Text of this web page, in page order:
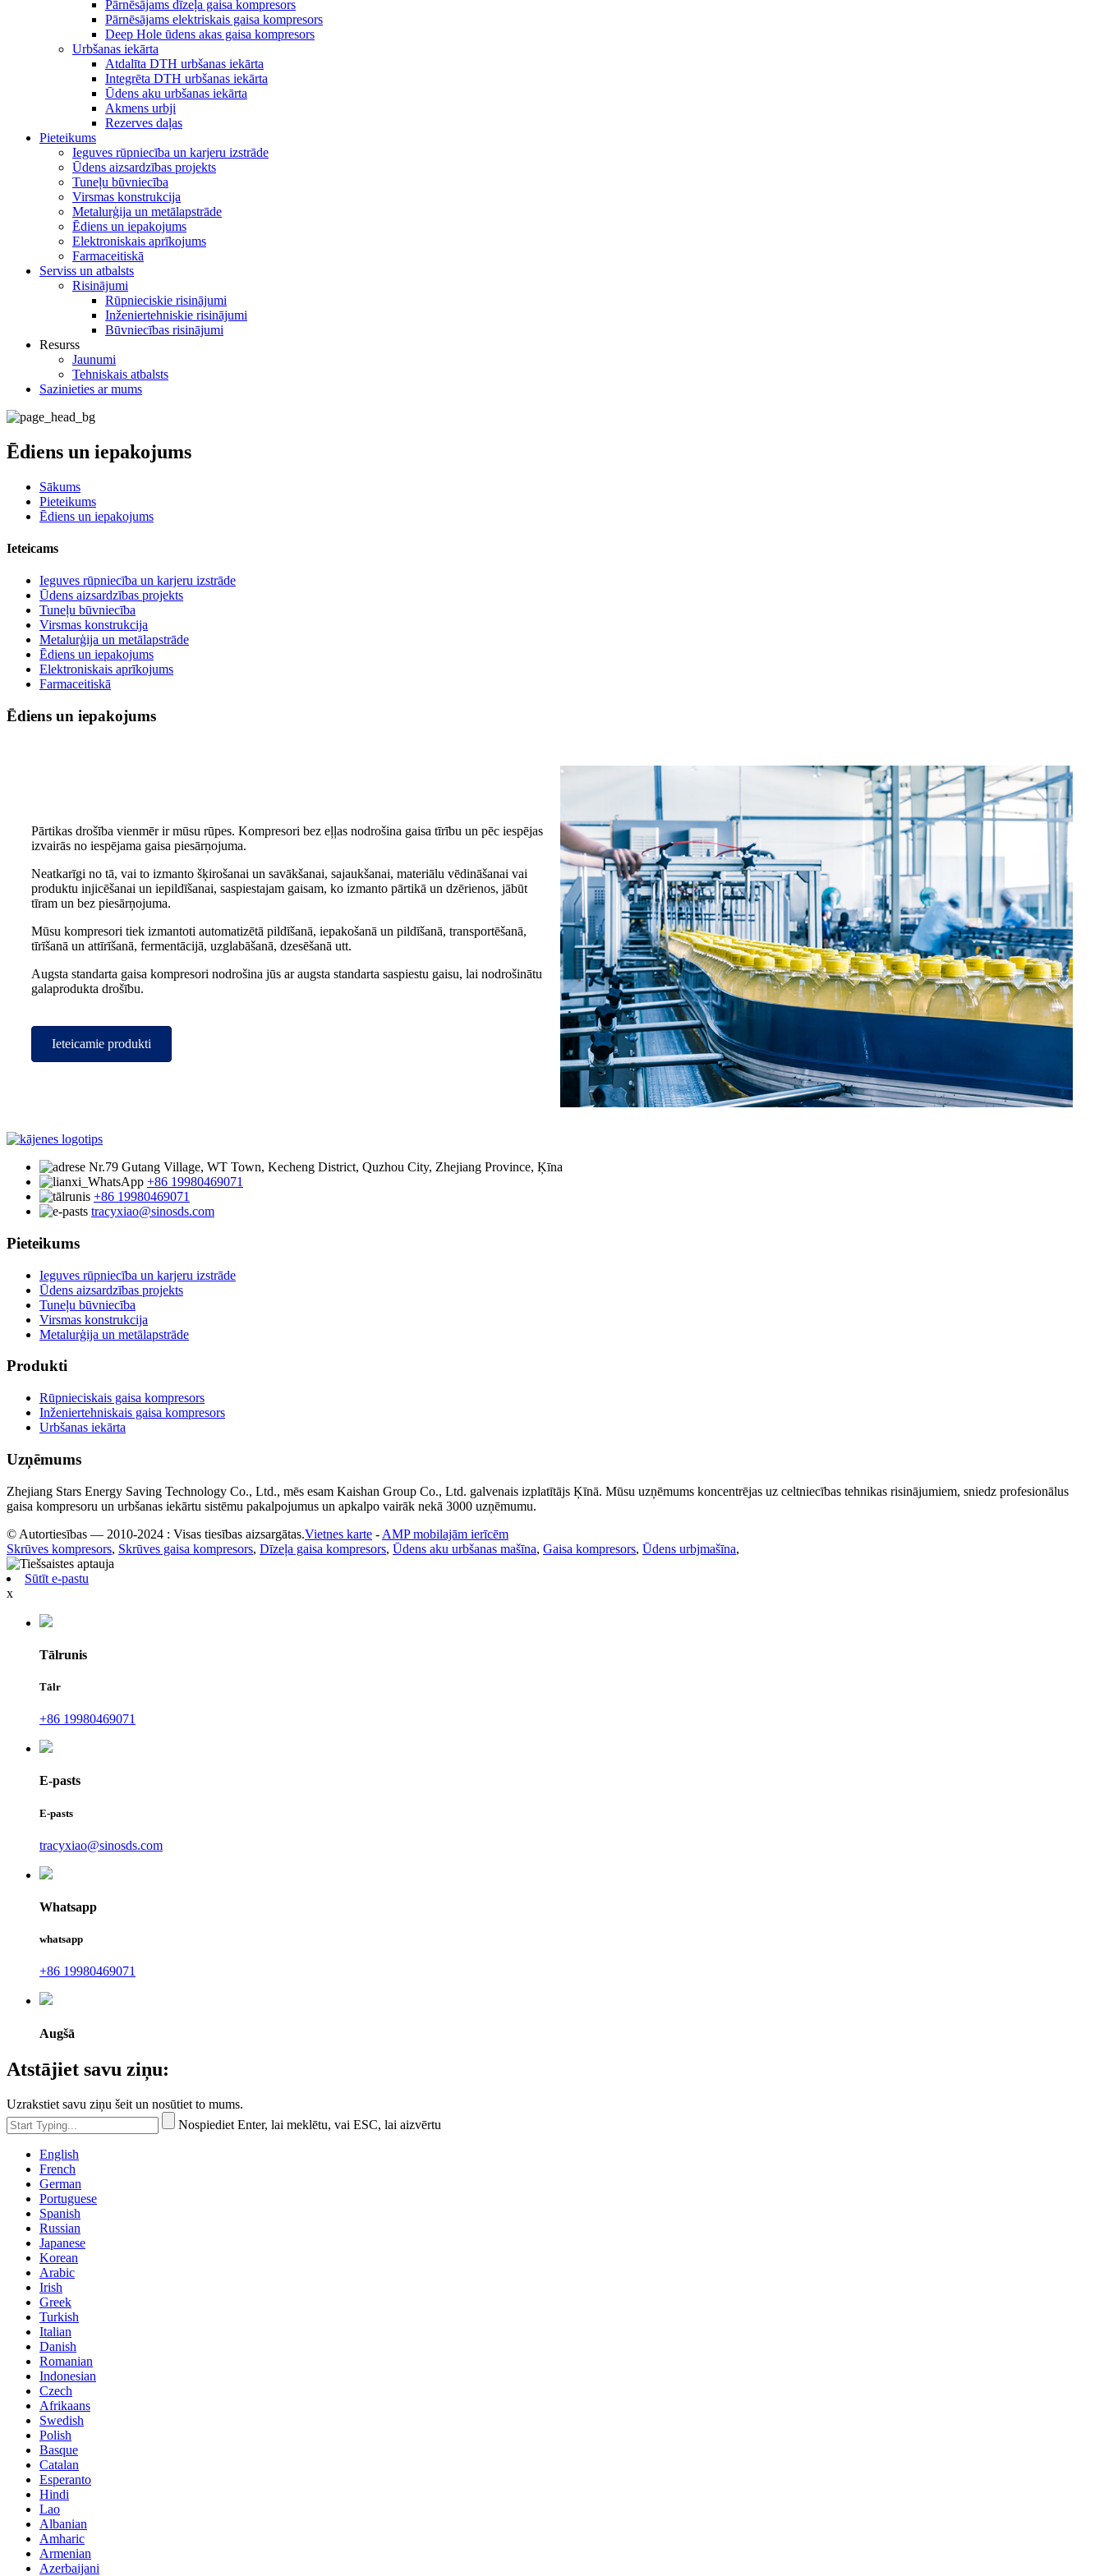
Pārnēsājams dīzeļa gaisa kompresors
Pārnēsājams elektriskais gaisa kompresors
Deep Hole ūdens akas gaisa kompresors
Urbšanas iekārta
Atdalīta DTH urbšanas iekārta
Integrēta DTH urbšanas iekārta
Ūdens aku urbšanas iekārta
Akmens urbji
Rezerves daļas
Pieteikums
Ieguves rūpniecība un karjeru izstrāde
Ūdens aizsardzības projekts
Tuneļu būvniecība
Virsmas konstrukcija
Metalurģija un metālapstrāde
Ēdiens un iepakojums
Elektroniskais aprīkojums
Farmaceitiskā
Serviss un atbalsts
Risinājumi
Rūpnieciskie risinājumi
Inženiertehniskie risinājumi
Būvniecības risinājumi
Resurss
Jaunumi
Tehniskais atbalsts
Sazinieties ar mums
Ēdiens un iepakojums
Sākums
Pieteikums
Ēdiens un iepakojums
Ieteicams
Ieguves rūpniecība un karjeru izstrāde
Ūdens aizsardzības projekts
Tuneļu būvniecība
Virsmas konstrukcija
Metalurģija un metālapstrāde
Ēdiens un iepakojums
Elektroniskais aprīkojums
Farmaceitiskā
Ēdiens un iepakojums
Pārtikas drošība vienmēr ir mūsu rūpes. Kompresori bez eļļas nodrošina gaisa tīrību un pēc iespējas
izvairās no iespējama gaisa piesārņojuma.
Neatkarīgi no tā, vai to izmanto šķirošanai un savākšanai, sajaukšanai, materiālu vēdināšanai vai
produktu injicēšanai un iepildīšanai, saspiestajam gaisam, ko izmanto pārtikā un dzērienos, jābūt
tīram un bez piesārņojuma.
Mūsu kompresori tiek izmantoti automatizētā pildīšanā, iepakošanā un pildīšanā, transportēšanā,
tīrīšanā un attīrīšanā, fermentācijā, uzglabāšanā, dzesēšanā utt.
Augsta standarta gaisa kompresori nodrošina jūs ar augsta standarta saspiestu gaisu, lai nodrošinātu
galaprodukta drošību.
Ieteicamie produkti
Nr.79 Gutang Village, WT Town, Kecheng District, Quzhou City, Zhejiang Province, Ķīna
+86 19980469071
+86 19980469071
tracyxiao@sinosds.com
Pieteikums
Ieguves rūpniecība un karjeru izstrāde
Ūdens aizsardzības projekts
Tuneļu būvniecība
Virsmas konstrukcija
Metalurģija un metālapstrāde
Produkti
Rūpnieciskais gaisa kompresors
Inženiertehniskais gaisa kompresors
Urbšanas iekārta
Uzņēmums
Zhejiang Stars Energy Saving Technology Co., Ltd., mēs esam Kaishan Group Co., Ltd. galvenais izplatītājs Ķīnā. Mūsu uzņēmums koncentrējas uz celtniecības tehnikas risinājumiem, sniedz profesionālus
gaisa kompresoru un urbšanas iekārtu sistēmu pakalpojumus un apkalpo vairāk nekā 3000 uzņēmumu.
© Autortiesības — 2010-2024 : Visas tiesības aizsargātas.Vietnes karte - AMP mobilajām ierīcēm
Skrūves kompresors, Skrūves gaisa kompresors, Dīzeļa gaisa kompresors, Ūdens aku urbšanas mašīna, Gaisa kompresors, Ūdens urbjmašīna,
Sūtīt e-pastu
x
Tālrunis
Tālr
+86 19980469071
E-pasts
E-pasts
tracyxiao@sinosds.com
Whatsapp
whatsapp
+86 19980469071
Augšā
Atstājiet savu ziņu:
Uzrakstiet savu ziņu šeit un nosūtiet to mums.
Nospiediet Enter, lai meklētu, vai ESC, lai aizvērtu
English
French
German
Portuguese
Spanish
Russian
Japanese
Korean
Arabic
Irish
Greek
Turkish
Italian
Danish
Romanian
Indonesian
Czech
Afrikaans
Swedish
Polish
Basque
Catalan
Esperanto
Hindi
Lao
Albanian
Amharic
Armenian
Azerbaijani